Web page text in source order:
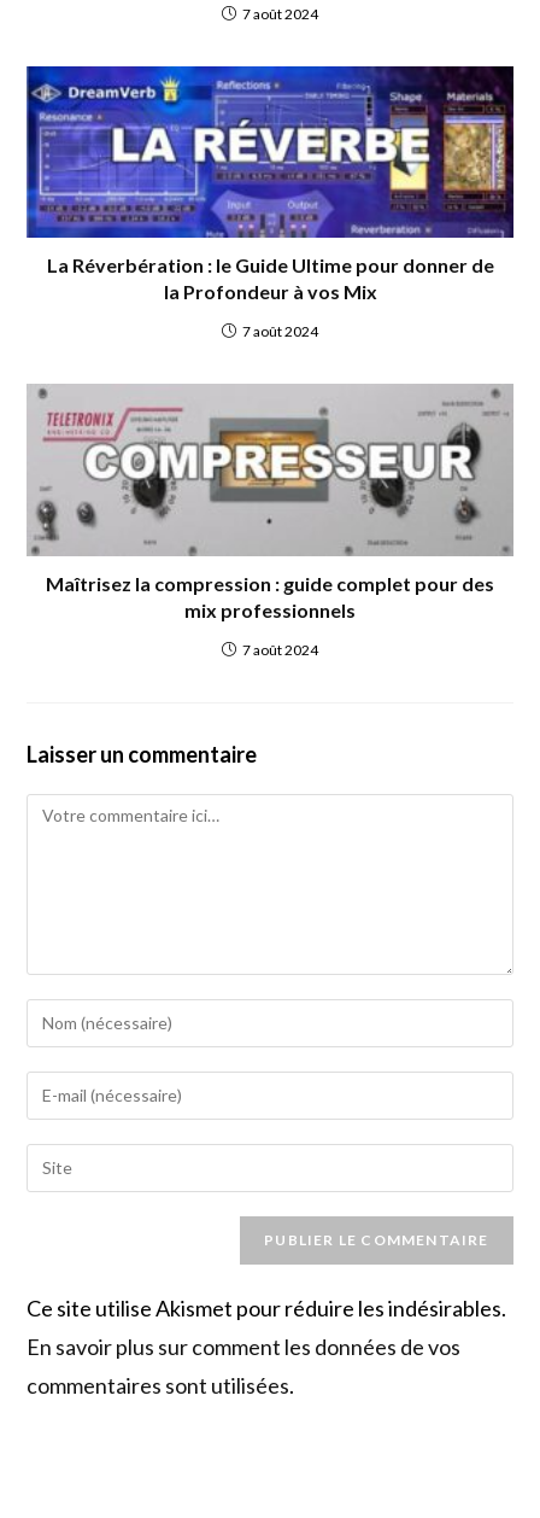
7 août 2024
La Réverbération : le Guide Ultime pour donner de
la Profondeur à vos Mix
7 août 2024
Maîtrisez la compression : guide complet pour des
mix professionnels
7 août 2024
Laisser un commentaire
Comment
Enter
your
name
to
comment
Enter
your
email
address
Saisir
l’URL
(facultatif)
Ce site utilise Akismet pour réduire les indésirables.
En savoir plus sur comment les données de vos
commentaires sont utilisées.